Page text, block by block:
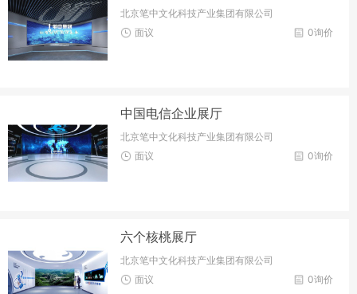
北京笔中文化科技产业集团有限公司
0询价
面议
中国电信企业展厅
北京笔中文化科技产业集团有限公司
0询价
面议
六个核桃展厅
北京笔中文化科技产业集团有限公司
0询价
面议